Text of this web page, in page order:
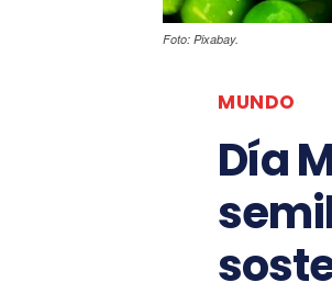
Foto: Pixabay.
MUNDO
Día